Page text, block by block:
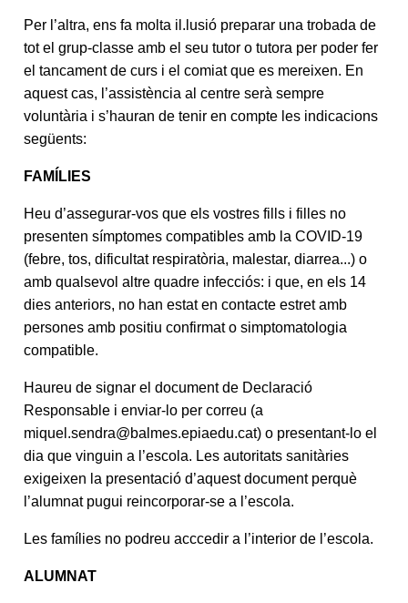
Per l’altra, ens fa molta il.lusió preparar una trobada de
tot el grup-classe amb el seu tutor o tutora per poder fer
el tancament de curs i el comiat que es mereixen. En
aquest cas, l’assistència al centre serà sempre
voluntària i s’hauran de tenir en compte les indicacions
següents:
FAMÍLIES
Heu d’assegurar-vos que els vostres fills i filles no
presenten símptomes compatibles amb la COVID-19
(febre, tos, dificultat respiratòria, malestar, diarrea...) o
amb qualsevol altre quadre infecciós: i que, en els 14
dies anteriors, no han estat en contacte estret amb
persones amb positiu confirmat o simptomatologia
compatible.
Haureu de signar el document de Declaració
Responsable i enviar-lo per correu (a
miquel.sendra@balmes.epiaedu.cat) o presentant-lo el
dia que vinguin a l’escola. Les autoritats sanitàries
exigeixen la presentació d’aquest document perquè
l’alumnat pugui reincorporar-se a l’escola.
Les famílies no podreu acccedir a l’interior de l’escola.
ALUMNAT